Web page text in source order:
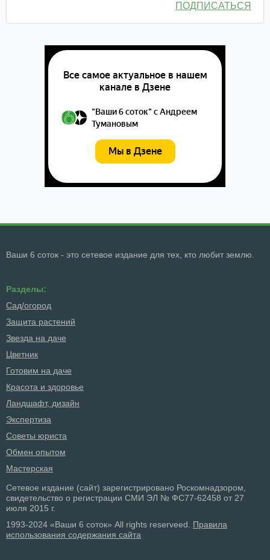
ПОДПИСАТЬСЯ
Ваши 6 соток - это сетевое издание для тех, кто любит землю.
Разделы:
Сад/огород
Защита растений
Звезда на даче
Цветник
Готовим на даче
Красота и здоровье
Ландшафт, дизайн
Экспертиза
Советы юриста
Обмен опытом
Мастерская
Сетевое издание (сайт) зарегистрировано Роскомнадзором,
свидетельство о регистрации СМИ ЭЛ № ФС77-62458 от 27
июля 2015 г.
1993-2024 «Ваши 6 соток» All rights reserveed. Правила
использования содержания сайта